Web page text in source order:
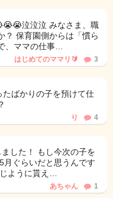
泣泣泣 みなさま、職
？ 保育園側からは「慣ら
、ママの仕事…
はじめてのママリ🔰 3
ばかりの子を預けて仕
り 4
した！ もし今次の子を
月ぐらいだと思うんです
ように貰え…
あちゃん 1